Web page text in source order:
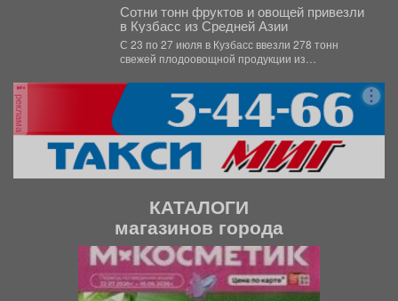
Сотни тонн фруктов и овощей привезли
в Кузбасс из Средней Азии
С 23 по 27 июля в Кузбасс ввезли 278 тонн
свежей плодоовощной продукции из
реклама
КАТАЛОГИ
магазинов города